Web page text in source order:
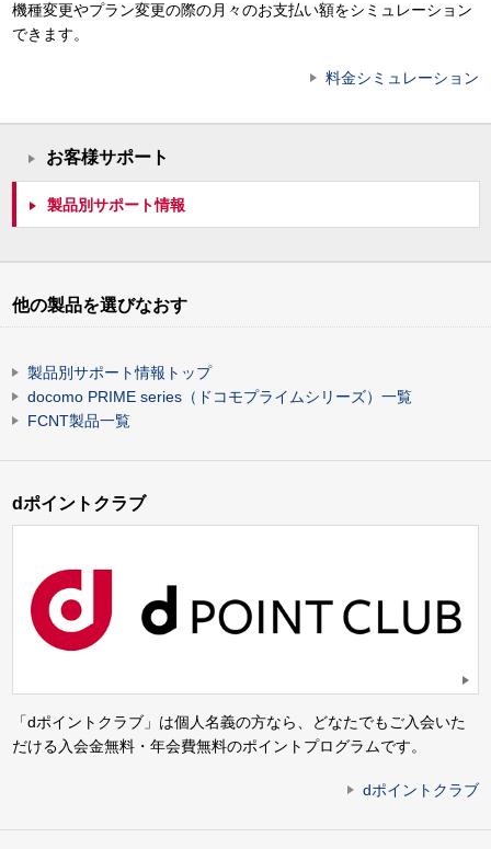
機種変更やプラン変更の際の月々のお支払い額をシミュレーション
できます。
料金シミュレーション
お客様サポート
製品別サポート情報
他の製品を選びなおす
製品別サポート情報トップ
docomo PRIME series（ドコモプライムシリーズ）一覧
FCNT製品一覧
dポイントクラブ
「dポイントクラブ」は個人名義の方なら、どなたでもご入会いた
だける入会金無料・年会費無料のポイントプログラムです。
dポイントクラブ